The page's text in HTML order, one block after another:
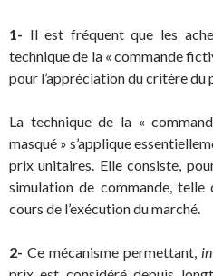
1- Il est fréquent que les
technique de la « commande
pour l’appréciation du critère du
La technique de la «
masqué » s’applique
prix unitaires. Elle consiste,
simulation de commande, telle
cours de l’exécution du marché.
2- Ce mécanisme permettant,